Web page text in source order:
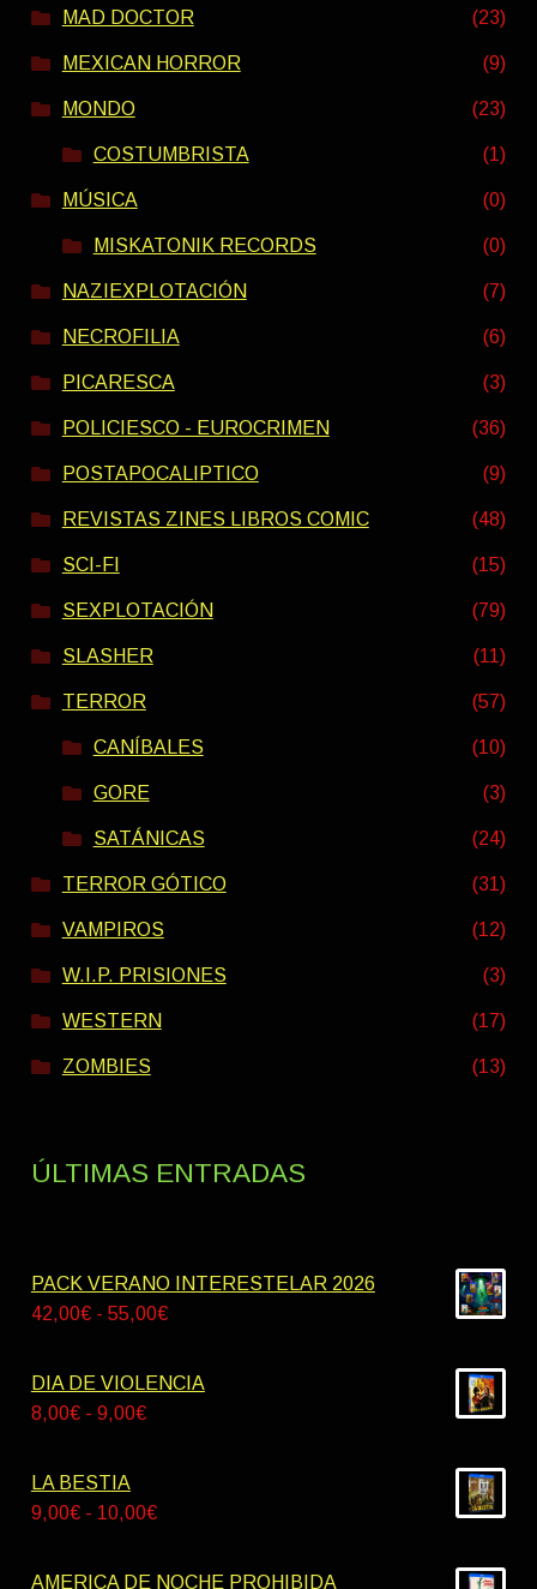
MAD DOCTOR (23)
MEXICAN HORROR (9)
MONDO (23)
COSTUMBRISTA (1)
MÚSICA (0)
MISKATONIK RECORDS (0)
NAZIEXPLOTACIÓN (7)
NECROFILIA (6)
PICARESCA (3)
POLICIESCO - EUROCRIMEN (36)
POSTAPOCALIPTICO (9)
REVISTAS ZINES LIBROS COMIC (48)
SCI-FI (15)
SEXPLOTACIÓN (79)
SLASHER (11)
TERROR (57)
CANÍBALES (10)
GORE (3)
SATÁNICAS (24)
TERROR GÓTICO (31)
VAMPIROS (12)
W.I.P. PRISIONES (3)
WESTERN (17)
ZOMBIES (13)
ÚLTIMAS ENTRADAS
PACK VERANO INTERESTELAR 2026
42,00€ - 55,00€Rango
precios:
DIA DE VIOLENCIA
8,00€ - 9,00€Rango
desde
LA BESTIA
9,00€ - 10,00€Rango
precios:
AMERICA DE NOCHE PROHIBIDA